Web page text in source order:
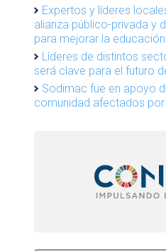
Expertos y líderes
alianza público-privada y
para mejorar la
Líderes de distintos
será clave para el futuro
Sodimac fue en apoyo
comunidad afectados